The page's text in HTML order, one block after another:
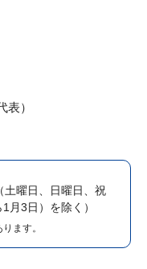
）
（土曜日、日曜日、祝
月3日）を除く）
ます。